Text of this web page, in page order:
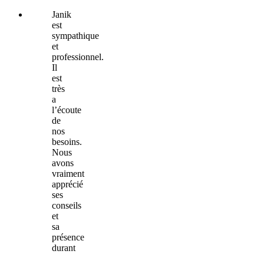
Janik
est
sympathique
et
professionnel.
Il
est
très
a
l’écoute
de
nos
besoins.
Nous
avons
vraiment
apprécié
ses
conseils
et
sa
présence
durant